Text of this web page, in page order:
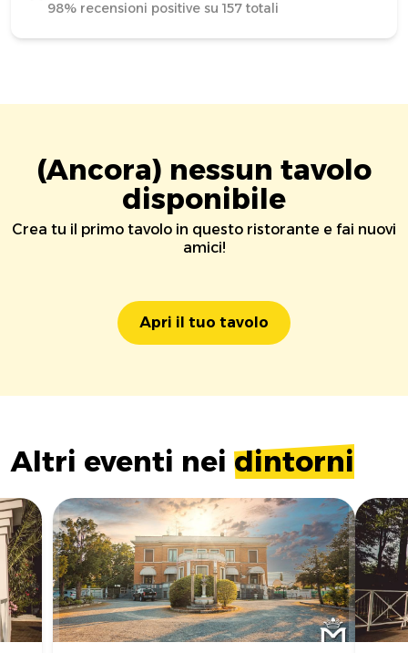
98% recensioni positive su 157 totali
(Ancora) nessun tavolo
disponibile
Crea tu il primo tavolo in questo ristorante e fai nuovi
amici!
Apri il tuo tavolo
Altri eventi nei dintorni